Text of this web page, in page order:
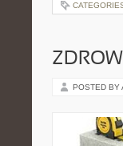
POSTED BY